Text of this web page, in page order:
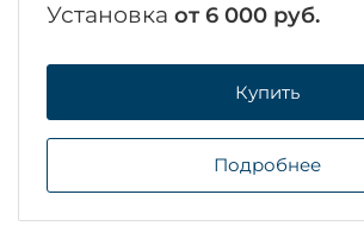
Установка от 6 000 руб.
Купить
Подробнее